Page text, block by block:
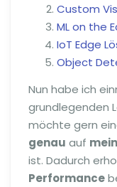
Custom
ML on the
IoT Edge
Object
Nun habe ich
grundlegenden
möchte gern
genau auf
ist. Dadurch
Performance